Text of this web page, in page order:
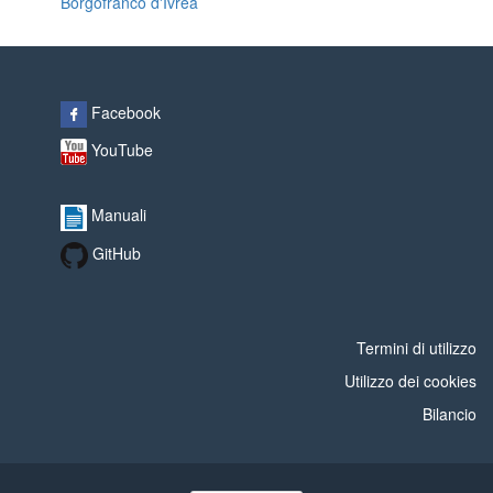
Facebook
YouTube
Manuali
GitHub
Termini di utilizzo
Utilizzo dei cookies
Bilancio